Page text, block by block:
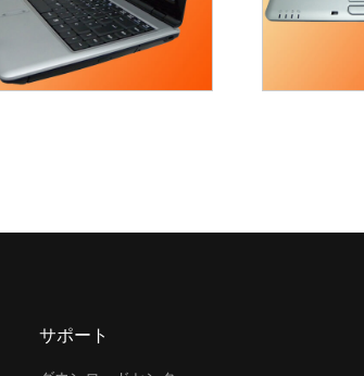
サポート